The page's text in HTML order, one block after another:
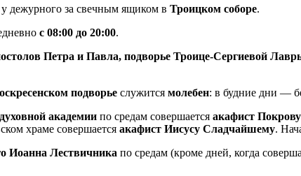
дежурного за свечным ящиком в Троицком соборе.
с 08:00 до 20:00.
Петра и Павла, подворье Троице-Сергиевой
подворье служится молебен: в будние дни —
академии по средам совершается акафист
храме совершается акафист Иисусу Сладчайшему.
Иоанна Лествичника по средам (кроме дней, когда